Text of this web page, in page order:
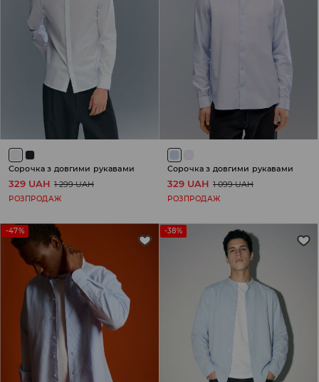
Сорочка з довгими рукавами
329 UAH 1 299 UAH
РОЗПРОДАЖ
Сорочка з довгими рукавами
329 UAH 1 099 UAH
РОЗПРОДАЖ
-47% -38%